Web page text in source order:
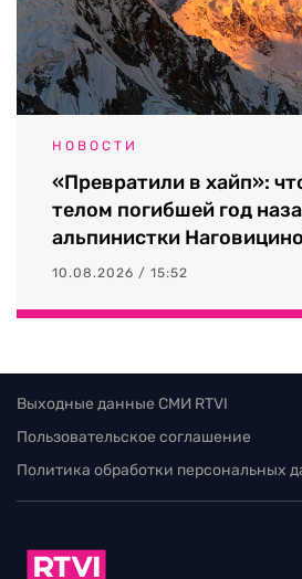
НОВОСТИ
«Превратили в хайп»:
телом погибшей год
альпинистки
10.08.2026 / 15:52
Выходные данные СМИ RTVI
Пользовательское соглашение
Политика обработки персональных